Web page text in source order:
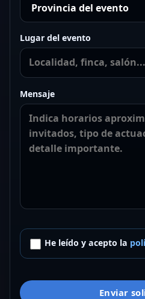
Lugar del evento
Mensaje
He leído y acepto la
Enviar